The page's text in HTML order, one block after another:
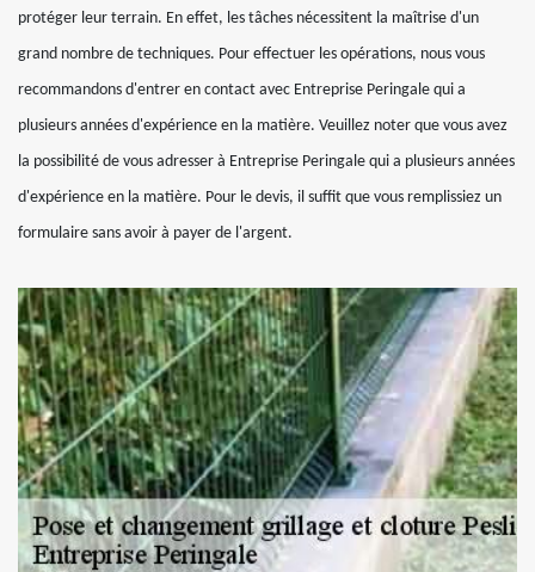
protéger leur terrain. En effet, les tâches nécessitent la maîtrise d'un
grand nombre de techniques. Pour effectuer les opérations, nous vous
recommandons d'entrer en contact avec Entreprise Peringale qui a
plusieurs années d'expérience en la matière. Veuillez noter que vous avez
la possibilité de vous adresser à Entreprise Peringale qui a plusieurs années
d'expérience en la matière. Pour le devis, il suffit que vous remplissiez un
formulaire sans avoir à payer de l'argent.